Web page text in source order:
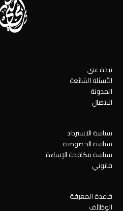
نبذة عني
الأسئلة الشائعة
المدونة
الاتصال
سياسة الاسترداد
سياسة الخصوصية
سياسة مكافحة الإساءة
قانوني
قاعدة المعرفة
الوظائف